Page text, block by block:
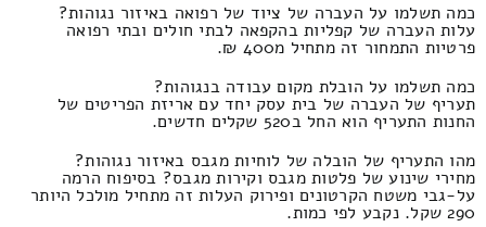
כמה תשלמו על העברה של ציוד של רפואה באיזור נגוהות?
עלות העברה של קפליות בהקפאה לבתי חולים ובתי רפואה
פרטיות התמחור זה מתחיל מ400 ₪.
כמה תשלמו על הובלת מקום עבודה בנגוהות?
תעריף של העברה של בית עסק יחד עם אריזת הפריטים של
החנות התעריף הוא החל ב520 שקלים חדשים.
מהו התעריף של הובלה של לוחיות מגבס באיזור נגוהות?
מחירי שינוע של פלטות מגבס וקירות מגבס? בסיפוח הרמה
על-גבי משטח הקרטונים ופירוק העלות זה מתחיל מולכל היותר
290 שקל. נקבע לפי כמות.